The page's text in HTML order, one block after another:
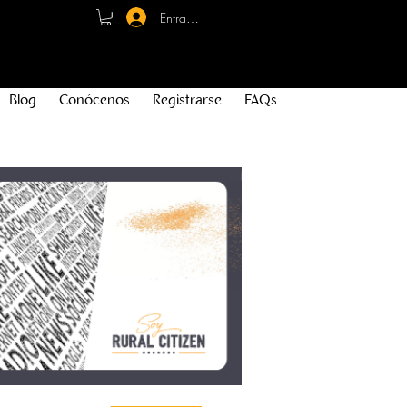
Entrar - Registro
Blog Conócenos Registrarse FAQs